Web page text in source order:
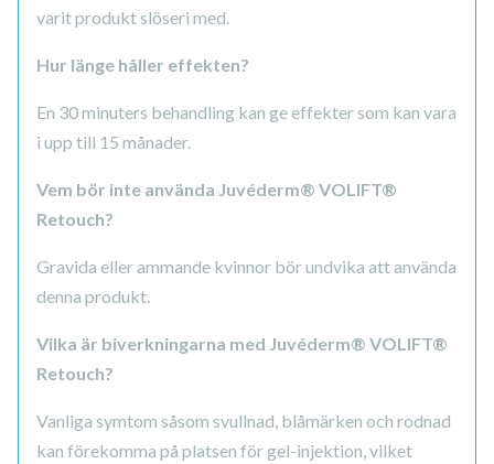
varit produkt slöseri med.
Hur länge håller effekten?
En 30 minuters behandling kan ge effekter som kan vara
i upp till 15 månader.
Vem bör inte använda Juvéderm® VOLIFT®
Retouch?
Gravida eller ammande kvinnor bör undvika att använda
denna produkt.
Vilka är biverkningarna med Juvéderm® VOLIFT®
Retouch?
Vanliga symtom såsom svullnad, blåmärken och rodnad
kan förekomma på platsen för gel-injektion, vilket